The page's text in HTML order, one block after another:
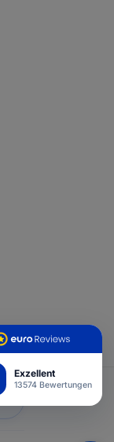
Exzellent
13574 Bewertungen